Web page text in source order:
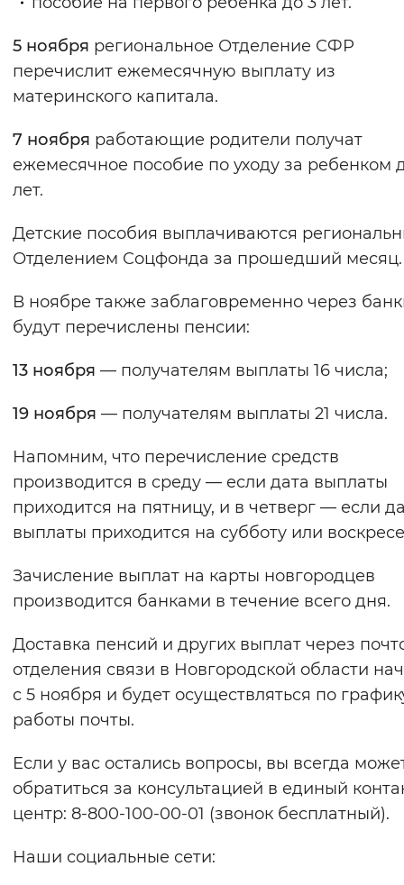
5 ноября региональное Отделение СФР
перечислит ежемесячную выплату из
материнского капитала.
7 ноября работающие родители получат
ежемесячное пособие по уходу за ребенком
лет.
Детские пособия выплачиваются
Отделением Соцфонда за прошедший месяц.
В ноябре также заблаговременно через
будут перечислены пенсии:
13 ноября — получателям выплаты 16 числа;
19 ноября — получателям выплаты 21 числа.
Напомним, что перечисление средств
производится в среду — если дата выплаты
приходится на пятницу, и в четверг — если
выплаты приходится на субботу или
Зачисление выплат на карты новгородцев
производится банками в течение всего дня.
Доставка пенсий и других выплат через
отделения связи в Новгородской области
с 5 ноября и будет осуществляться по
работы почты.
Если у вас остались вопросы, вы всегда
обратиться за консультацией в единый
центр: 8-800-100-00-01 (звонок бесплатный).
Наши социальные сети: